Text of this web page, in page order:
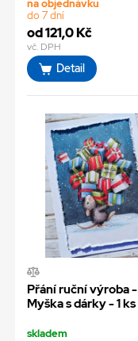
na objednávku
do 7 dní
od 121,0 Kč
vč. DPH
Detail
Přání ruční výroba -
Myška s dárky - 1 ks
skladem